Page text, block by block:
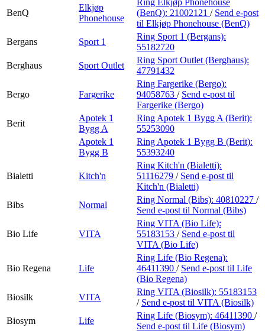
BenQ
Elkjøp
Phonehouse
(BenQ): 21002121 / Send e-post
til Elkjøp Phonehouse (BenQ)
Bergans
Sport 1
Ring Sport 1 (Bergans):
55182720
Berghaus
Sport Outlet
Ring Sport Outlet (Berghaus):
47791432
Bergo Fargerike
Ring Fargerike (Bergo):
94058763 / Send e-post til
Fargerike (Bergo)
Berit
Apotek 1
Bygg A
Ring Apotek 1 Bygg A (Berit):
55253090
Apotek 1
Bygg B
Ring Apotek 1 Bygg B (Berit):
55393240
Bialetti Kitch'n
Ring Kitch'n (Bialetti):
51116279 / Send e-post til
Kitch'n (Bialetti)
Bibs
Normal
Ring Normal (Bibs): 40810227 /
Send e-post til Normal (Bibs)
Bio Life VITA
Ring VITA (Bio Life):
55183153 / Send e-post til
VITA (Bio Life)
Bio Regena Life
Ring Life (Bio Regena):
46411390 / Send e-post til Life
(Bio Regena)
Biosilk
VITA
Ring VITA (Biosilk): 55183153
/ Send e-post til VITA (Biosilk)
Biosym
Life
Ring Life (Biosym): 46411390 /
Send e-post til Life (Biosym)